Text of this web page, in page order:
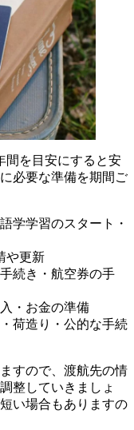
間を目安にすると安
必要な準備を期間ご
学学習のスタート・
や更新
続き・航空券の手
・お金の準備
荷造り・公的な手続
すので、渡航先の情
整していきましょ
い場合もありますの